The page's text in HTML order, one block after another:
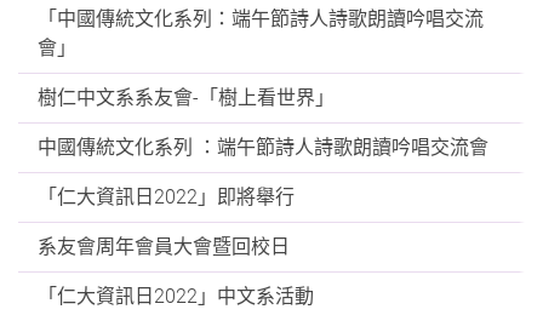
「中國傳統文化系列：端午節詩人詩歌朗讀吟唱交流
會」
樹仁中文系系友會-「樹上看世界」
中國傳統文化系列 ：端午節詩人詩歌朗讀吟唱交流會
「仁大資訊日2022」即將舉行
系友會周年會員大會暨回校日
「仁大資訊日2022」中文系活動